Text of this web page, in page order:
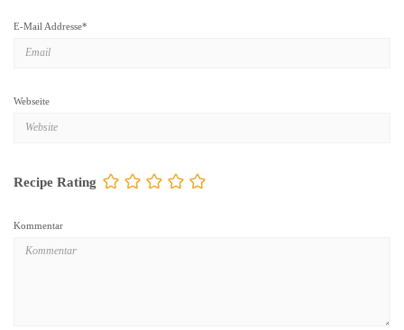
E-Mail Addresse*
Webseite
Recipe Rating
Kommentar